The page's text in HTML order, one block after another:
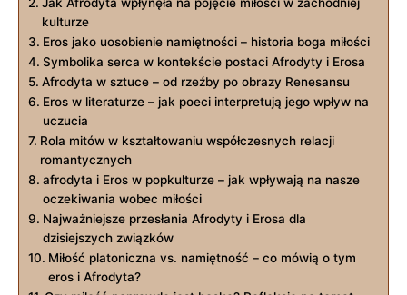
kulturze
Eros jako uosobienie namiętności – historia boga miłości
Symbolika serca w kontekście postaci Afrodyty i Erosa
Afrodyta w sztuce – od rzeźby po obrazy Renesansu
Eros w literaturze – jak poeci interpretują jego wpływ na
uczucia
Rola mitów w kształtowaniu współczesnych relacji
romantycznych
afrodyta i Eros w popkulturze – jak wpływają na nasze
oczekiwania wobec miłości
Najważniejsze przesłania Afrodyty i Erosa dla
dzisiejszych związków
Miłość platoniczna vs. namiętność – co mówią o tym
eros i Afrodyta?